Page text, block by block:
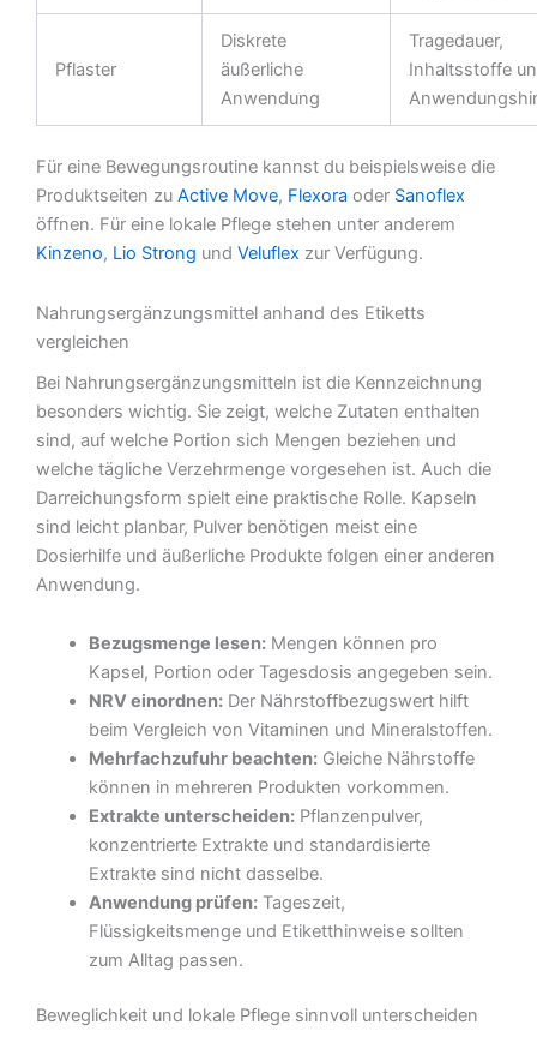
Pflaster
Diskrete
äußerliche
Anwendung
Tragedauer,
Inhaltsstoffe
Für eine Bewegungsroutine kannst du beispielsweise die
Produktseiten zu Active Move, Flexora oder Sanoflex
öffnen. Für eine lokale Pflege stehen unter anderem
Kinzeno, Lio Strong und Veluflex zur Verfügung.
Nahrungsergänzungsmittel anhand des Etiketts
vergleichen
Bei Nahrungsergänzungsmitteln ist die Kennzeichnung
besonders wichtig. Sie zeigt, welche Zutaten enthalten
sind, auf welche Portion sich Mengen beziehen und
welche tägliche Verzehrmenge vorgesehen ist. Auch die
Darreichungsform spielt eine praktische Rolle. Kapseln
sind leicht planbar, Pulver benötigen meist eine
Dosierhilfe und äußerliche Produkte folgen einer anderen
Anwendung.
Bezugsmenge lesen:Mengen können pro
Kapsel, Portion oder Tagesdosis angegeben sein.
NRV einordnen:Der Nährstoffbezugswert hilft
beim Vergleich von Vitaminen und Mineralstoffen.
Mehrfachzufuhr beachten:Gleiche Nährstoffe
können in mehreren Produkten vorkommen.
Extrakte unterscheiden:Pflanzenpulver,
konzentrierte Extrakte und standardisierte
Extrakte sind nicht dasselbe.
Anwendung prüfen:Tageszeit,
Flüssigkeitsmenge und Etiketthinweise sollten
zum Alltag passen.
Beweglichkeit und lokale Pflege sinnvoll unterscheiden